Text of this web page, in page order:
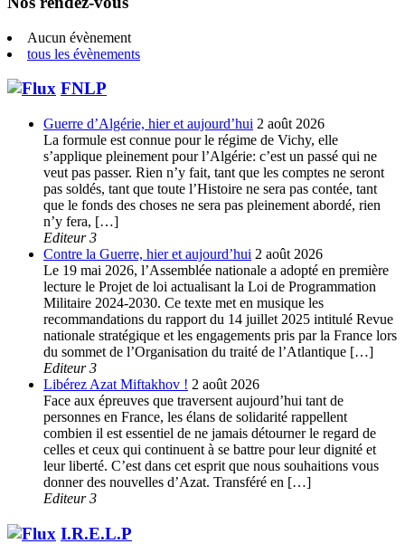
Aucun évènement
tous les évènements
FNLP
Guerre d’Algérie, hier et aujourd’hui 2 août 2026
La formule est connue pour le régime de Vichy, elle
s’applique pleinement pour l’Algérie: c’est un passé qui ne
veut pas passer. Rien n’y fait, tant que les comptes ne seront
pas soldés, tant que toute l’Histoire ne sera pas contée, tant
que le fonds des choses ne sera pas pleinement abordé, rien
n’y fera, […]
Editeur 3
Contre la Guerre, hier et aujourd’hui 2 août 2026
Le 19 mai 2026, l’Assemblée nationale a adopté en première
lecture le Projet de loi actualisant la Loi de Programmation
Militaire 2024-2030. Ce texte met en musique les
recommandations du rapport du 14 juillet 2025 intitulé Revue
nationale stratégique et les engagements pris par la France lors
du sommet de l’Organisation du traité de l’Atlantique […]
Editeur 3
Libérez Azat Miftakhov ! 2 août 2026
Face aux épreuves que traversent aujourd’hui tant de
personnes en France, les élans de solidarité rappellent
combien il est essentiel de ne jamais détourner le regard de
celles et ceux qui continuent à se battre pour leur dignité et
leur liberté. C’est dans cet esprit que nous souhaitions vous
donner des nouvelles d’Azat. Transféré en […]
Editeur 3
I.R.E.L.P